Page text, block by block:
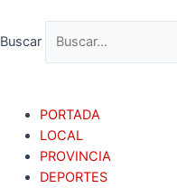
contenido
Buscar
PORTADA
LOCAL
PROVINCIA
DEPORTES